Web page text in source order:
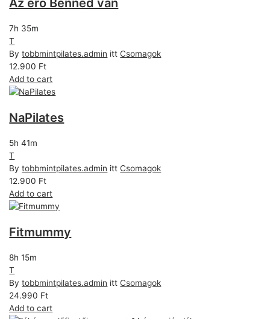
7h 35m
T
Bytobbmintpilates.admin ittCsomagok
12.900 Ft
Add to cart
NaPilates
5h 41m
T
Bytobbmintpilates.admin ittCsomagok
12.900 Ft
Add to cart
Fitmummy
8h 15m
T
Bytobbmintpilates.admin ittCsomagok
24.990 Ft
Add to cart